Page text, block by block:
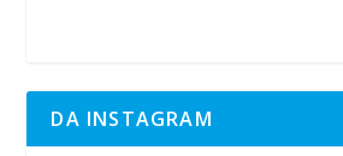
DA INSTAGRAM